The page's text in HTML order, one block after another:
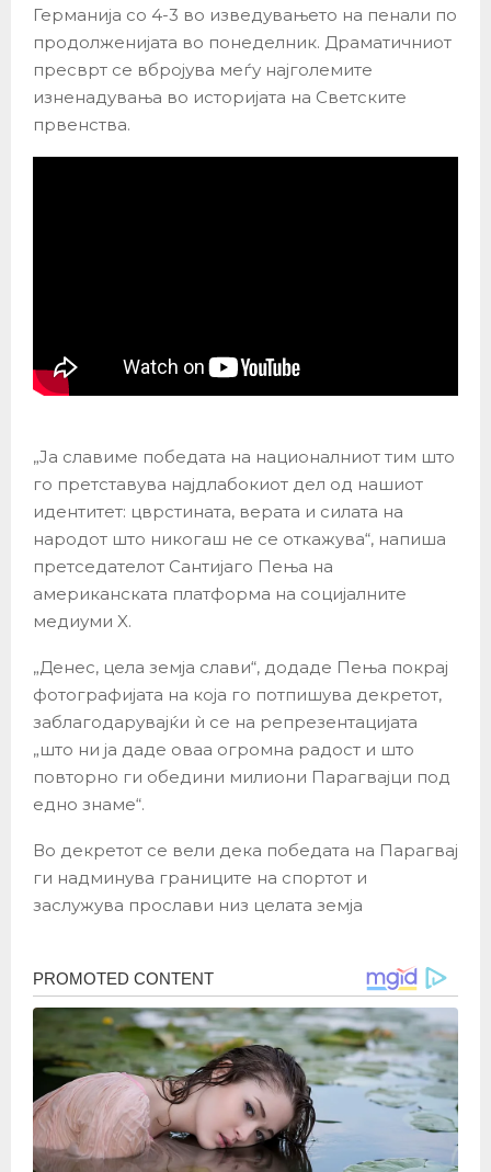
Германија со 4-3 во изведувањето на пенали по
продолженијата во понеделник. Драматичниот
пресврт се вбројува меѓу најголемите
изненадувања во историјата на Светските
првенства.
„Ја славиме победата на националниот тим што
го претставува најдлабокиот дел од нашиот
идентитет: цврстината, верата и силата на
народот што никогаш не се откажува“, напиша
претседателот Сантијаго Пења на
американската платформа на социјалните
медиуми X.
„Денес, цела земја слави“, додаде Пења покрај
фотографијата на која го потпишува декретот,
заблагодарувајќи ѝ се на репрезентацијата
„што ни ја даде оваа огромна радост и што
повторно ги обедини милиони Парагвајци под
едно знаме“.
Во декретот се вели дека победата на Парагвај
ги надминува границите на спортот и
заслужува прослави низ целата земја